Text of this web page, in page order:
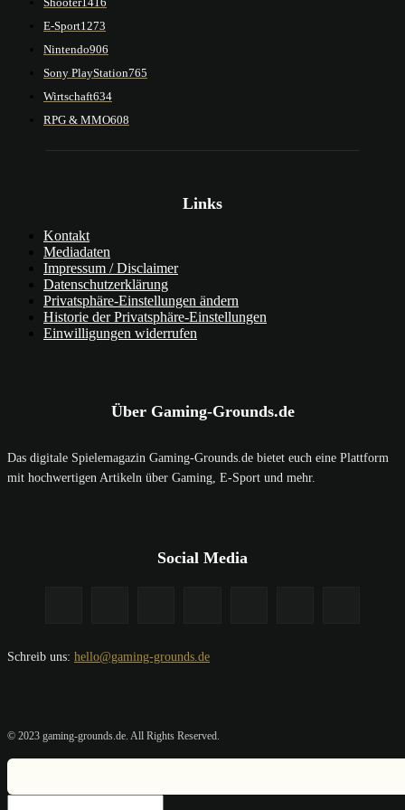
E-Sport1273
Nintendo906
Sony PlayStation765
Wirtschaft634
RPG & MMO608
Links
Kontakt
Mediadaten
Impressum / Disclaimer
Datenschutzerklärung
Privatsphäre-Einstellungen ändern
Historie der Privatsphäre-Einstellungen
Einwilligungen widerrufen
Über Gaming-Grounds.de
Das digitale Spielemagazin Gaming-Grounds.de bietet euch eine Plattform
mit hochwertigen Artikeln über Gaming, E-Sport und mehr.
Social Media
Schreib uns: hello@gaming-grounds.de
© 2023 gaming-grounds.de. All Rights Reserved.